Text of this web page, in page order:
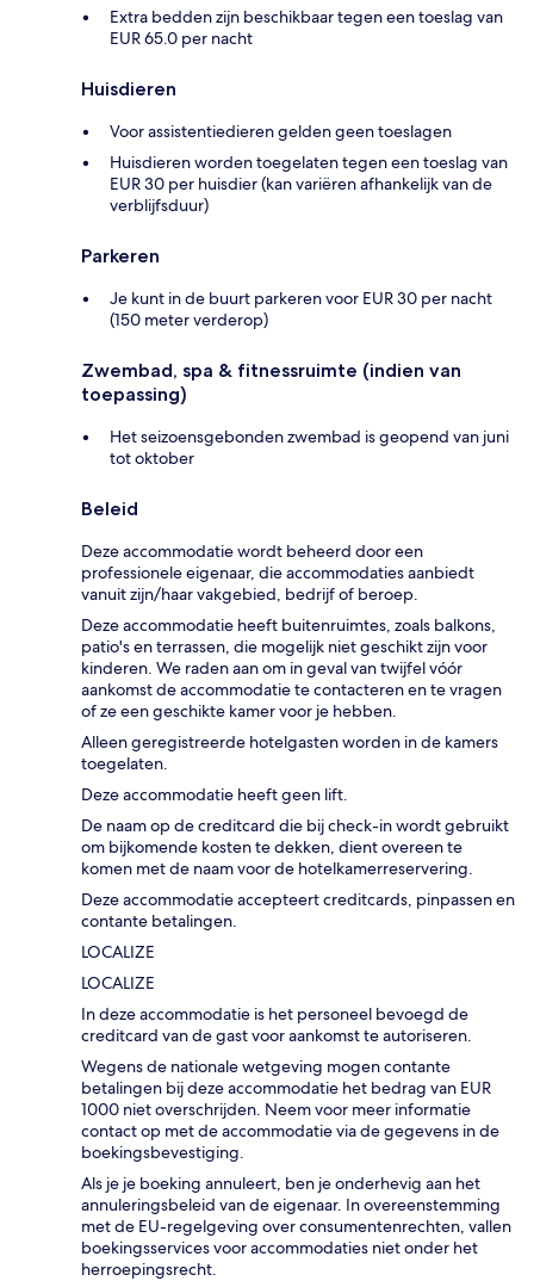
Extra bedden zijn beschikbaar tegen een toeslag van
EUR 65.0 per nacht
Huisdieren
Voor assistentiedieren gelden geen toeslagen
Huisdieren worden toegelaten tegen een toeslag van
EUR 30 per huisdier (kan variëren afhankelijk van de
verblijfsduur)
Parkeren
Je kunt in de buurt parkeren voor EUR 30 per nacht
(150 meter verderop)
Zwembad, spa & fitnessruimte (indien van
toepassing)
Het seizoensgebonden zwembad is geopend van juni
tot oktober
Beleid
Deze accommodatie wordt beheerd door een
professionele eigenaar, die accommodaties aanbiedt
vanuit zijn/haar vakgebied, bedrijf of beroep.
Deze accommodatie heeft buitenruimtes, zoals balkons,
patio's en terrassen, die mogelijk niet geschikt zijn voor
kinderen. We raden aan om in geval van twijfel vóór
aankomst de accommodatie te contacteren en te vragen
of ze een geschikte kamer voor je hebben.
Alleen geregistreerde hotelgasten worden in de kamers
toegelaten.
Deze accommodatie heeft geen lift.
De naam op de creditcard die bij check-in wordt gebruikt
om bijkomende kosten te dekken, dient overeen te
komen met de naam voor de hotelkamerreservering.
Deze accommodatie accepteert creditcards, pinpassen en
contante betalingen.
LOCALIZE
LOCALIZE
In deze accommodatie is het personeel bevoegd de
creditcard van de gast voor aankomst te autoriseren.
Wegens de nationale wetgeving mogen contante
betalingen bij deze accommodatie het bedrag van EUR
1000 niet overschrijden. Neem voor meer informatie
contact op met de accommodatie via de gegevens in de
boekingsbevestiging.
Als je je boeking annuleert, ben je onderhevig aan het
annuleringsbeleid van de eigenaar. In overeenstemming
met de EU-regelgeving over consumentenrechten, vallen
boekingsservices voor accommodaties niet onder het
herroepingsrecht.